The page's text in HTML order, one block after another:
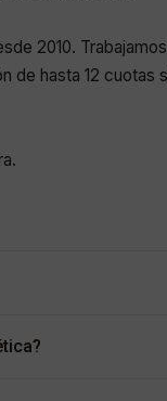
2010. Trabajamos
de hasta 12 cuotas